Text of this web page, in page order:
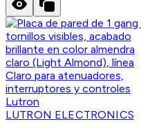
LUTRON ELECTRONICS